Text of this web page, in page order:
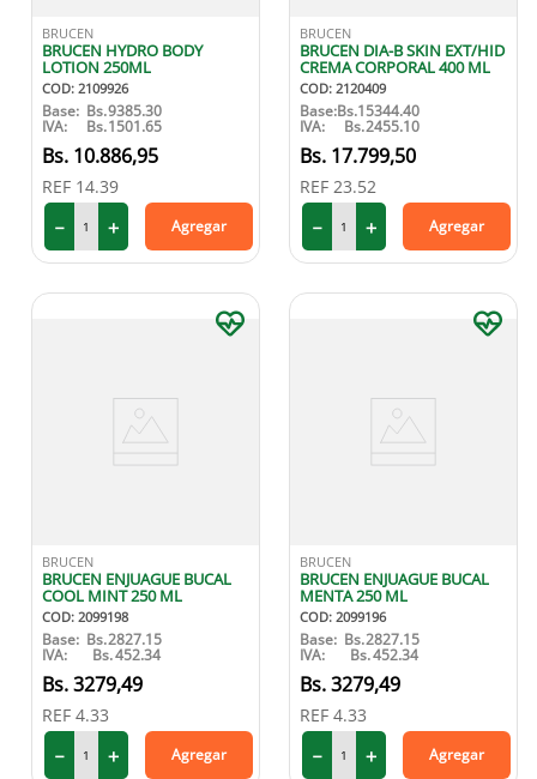
BRUCEN
BRUCEN HYDRO BODY
LOTION 250ML
COD: 2109926
Base: Bs.9385.30
IVA: Bs.1501.65
10.886,95
REF 14.39
＋
－ Agregar
BRUCEN
BRUCEN DIA-B SKIN EXT/HID
CREMA CORPORAL 400 ML
COD: 2120409
Base:Bs.15344.40
IVA: Bs.2455.10
17.799,50
REF 23.52
＋
－ Agregar
BRUCEN
BRUCEN ENJUAGUE BUCAL
COOL MINT 250 ML
COD: 2099198
Base: Bs.2827.15
IVA: Bs.452.34
3279,49
REF 4.33
＋
－ Agregar
BRUCEN
BRUCEN ENJUAGUE BUCAL
MENTA 250 ML
COD: 2099196
Base: Bs.2827.15
IVA: Bs.452.34
3279,49
REF 4.33
＋
－ Agregar